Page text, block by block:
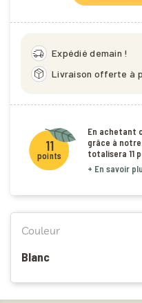
delivery_truck_speed Expédié demain !
package_2 Livraison offerte à
11
points
En achetant
grâce à
totalisera 11
+ En savoir
Couleur
Blanc